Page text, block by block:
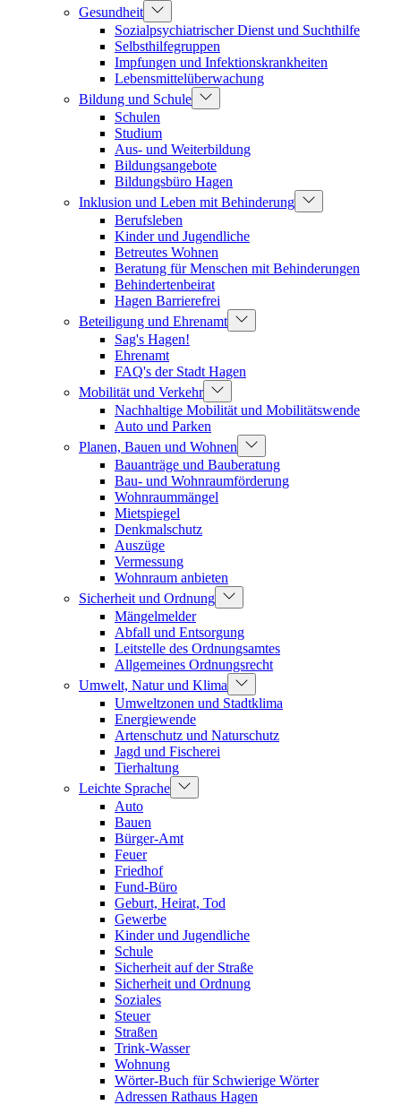
Gesundheit
Sozialpsychiatrischer Dienst und Suchthilfe
Selbsthilfegruppen
Impfungen und Infektionskrankheiten
Lebensmittelüberwachung
Bildung und Schule
Schulen
Studium
Aus- und Weiterbildung
Bildungsangebote
Bildungsbüro Hagen
Inklusion und Leben mit Behinderung
Berufsleben
Kinder und Jugendliche
Betreutes Wohnen
Beratung für Menschen mit Behinderungen
Behindertenbeirat
Hagen Barrierefrei
Beteiligung und Ehrenamt
Sag's Hagen!
Ehrenamt
FAQ's der Stadt Hagen
Mobilität und Verkehr
Nachhaltige Mobilität und Mobilitätswende
Auto und Parken
Planen, Bauen und Wohnen
Bauanträge und Bauberatung
Bau- und Wohnraumförderung
Wohnraummängel
Mietspiegel
Denkmalschutz
Auszüge
Vermessung
Wohnraum anbieten
Sicherheit und Ordnung
Mängelmelder
Abfall und Entsorgung
Leitstelle des Ordnungsamtes
Allgemeines Ordnungsrecht
Umwelt, Natur und Klima
Umweltzonen und Stadtklima
Energiewende
Artenschutz und Naturschutz
Jagd und Fischerei
Tierhaltung
Leichte Sprache
Auto
Bauen
Bürger-Amt
Feuer
Friedhof
Fund-Büro
Geburt, Heirat, Tod
Gewerbe
Kinder und Jugendliche
Schule
Sicherheit auf der Straße
Sicherheit und Ordnung
Soziales
Steuer
Straßen
Trink-Wasser
Wohnung
Wörter-Buch für Schwierige Wörter
Adressen Rathaus Hagen